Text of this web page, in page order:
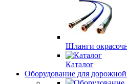
Шланги
Каталог
Оборудование для дорожной